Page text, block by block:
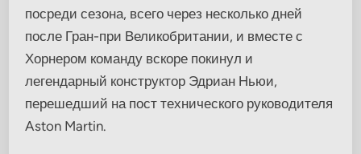
посреди сезона, всего через несколько дней
после Гран-при Великобритании, и вместе с
Хорнером команду вскоре покинул и
легендарный конструктор Эдриан Ньюи,
перешедший на пост технического руководителя
Aston Martin.